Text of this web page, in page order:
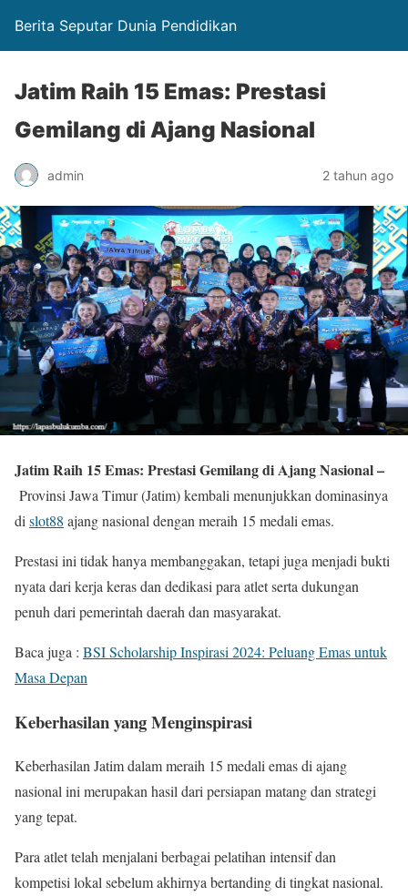
Berita Seputar Dunia Pendidikan
Jatim Raih 15 Emas: Prestasi
Gemilang di Ajang Nasional
admin 2 tahun ago
Jatim Raih 15 Emas: Prestasi Gemilang di Ajang Nasional –
Provinsi Jawa Timur (Jatim) kembali menunjukkan dominasinya
di slot88 ajang nasional dengan meraih 15 medali emas.
Prestasi ini tidak hanya membanggakan, tetapi juga menjadi bukti
nyata dari kerja keras dan dedikasi para atlet serta dukungan
penuh dari pemerintah daerah dan masyarakat.
Baca juga : BSI Scholarship Inspirasi 2024: Peluang Emas untuk
Masa Depan
Keberhasilan yang Menginspirasi
Keberhasilan Jatim dalam meraih 15 medali emas di ajang
nasional ini merupakan hasil dari persiapan matang dan strategi
yang tepat.
Para atlet telah menjalani berbagai pelatihan intensif dan
kompetisi lokal sebelum akhirnya bertanding di tingkat nasional.